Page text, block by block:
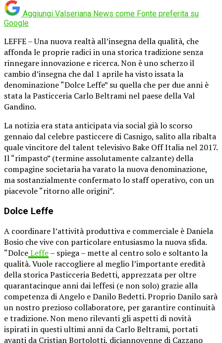
Aggiungi Valseriana News come Fonte preferita su
Google
LEFFE – Una nuova realtà all’insegna della qualità, che
affonda le proprie radici in una storica tradizione senza
rinnegare innovazione e ricerca. Non è uno scherzo il
cambio d’insegna che dal 1 aprile ha visto issata la
denominazione “Dolce Leffe” su quella che per due anni è
stata la Pasticceria Carlo Beltrami nel paese della Val
Gandino.
La notizia era stata anticipata via social già lo scorso
gennaio dal celebre pasticcere di Casnigo, salito alla ribalta
quale vincitore del talent televisivo Bake Off Italia nel 2017.
Il “rimpasto” (termine assolutamente calzante) della
compagine societaria ha varato la nuova denominazione,
ma sostanzialmente confermato lo staff operativo, con un
piacevole “ritorno alle origini”.
Dolce Leffe
A coordinare l’attività produttiva e commerciale è Daniela
Bosio che vive con particolare entusiasmo la nuova sfida.
“DolceLeffe– spiega – mette al centro solo e soltanto la
qualità. Vuole raccogliere al meglio l’importante eredità
della storica Pasticceria Bedetti, apprezzata per oltre
quarantacinque anni dai leffesi (e non solo) grazie alla
competenza di Angelo e Danilo Bedetti. Proprio Danilo sarà
un nostro prezioso collaboratore, per garantire continuità
e tradizione. Non meno rilevanti gli aspetti di novità
ispirati in questi ultimi anni da Carlo Beltrami, portati
avanti da Cristian Bortolotti, diciannovenne di Cazzano